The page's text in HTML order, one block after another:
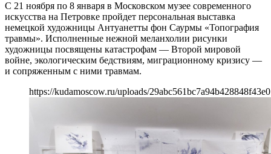
С 21 ноября по 8 января в Московском музее современного
искусства на Петровке пройдет персональная выставка
немецкой художницы Антуанетты фон Саурмы «Топография
травмы». Исполненные нежной меланхолии рисунки
художницы посвящены катастрофам — Второй мировой
войне, экологическим бедствиям, миграционному кризису —
и сопряженным с ними травмам.
https://kudamoscow.ru/uploads/